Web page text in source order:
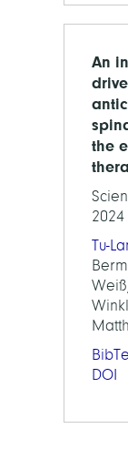
An
the
2024
Tu-
DOI